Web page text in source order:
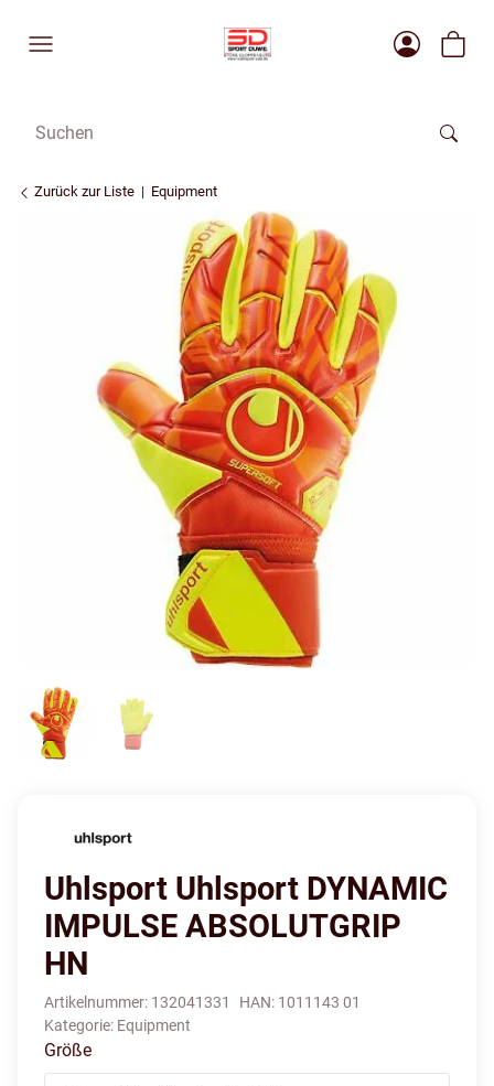
Zurück zur Liste Equipment
Uhlsport Uhlsport DYNAMIC
IMPULSE ABSOLUTGRIP
HN
Artikelnummer: 132041331 HAN: 1011143 01
Kategorie: Equipment
Größe